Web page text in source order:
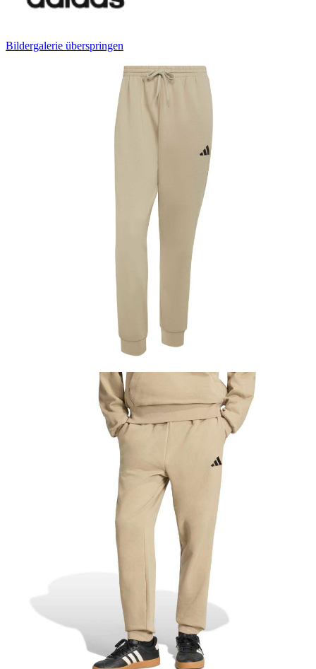
Bildergalerie überspringen